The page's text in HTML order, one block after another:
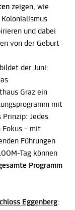
zeigen, wie
und dabei
von der Geburt
der Juni:
Graz ein
mit
Jedes
Fokus – mit
Führungen
Tag können
Programm
Eggenberg: